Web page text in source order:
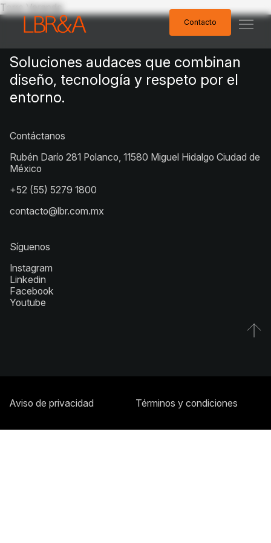
Contacto
Torre Veranda
Soluciones audaces que combinan
diseño, tecnología y respeto por el
entorno.
Contáctanos
Rubén Darío 281 Polanco, 11580 Miguel Hidalgo Ciudad de
México
+52 (55) 5279 1800
contacto@lbr.com.mx
Síguenos
Instagram
Linkedin
Facebook
Youtube
Aviso de privacidad Términos y condiciones